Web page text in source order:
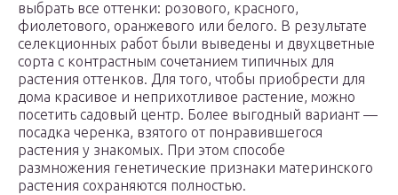
выбрать все оттенки: розового, красного,
фиолетового, оранжевого или белого. В результате
селекционных работ были выведены и двухцветные
сорта с контрастным сочетанием типичных для
растения оттенков. Для того, чтобы приобрести для
дома красивое и неприхотливое растение, можно
посетить садовый центр. Более выгодный вариант —
посадка черенка, взятого от понравившегося
растения у знакомых. При этом способе
размножения генетические признаки материнского
растения сохраняются полностью.